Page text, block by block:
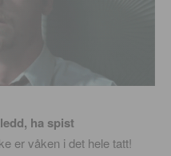
ha spist
er våken i det hele tatt!